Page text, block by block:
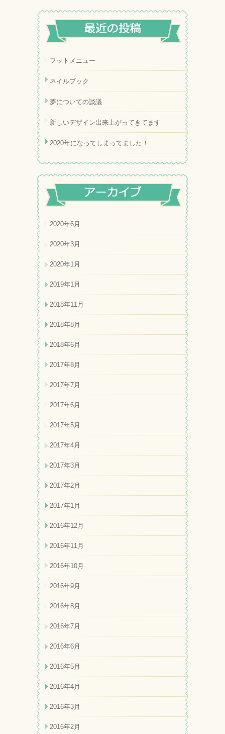
フットメニュー
ネイルブック
夢についての談議
新しいデザイン出来上がってきてます
2020年になってしまってました！
2020年6月
2020年3月
2020年1月
2019年1月
2018年11月
2018年8月
2018年6月
2017年8月
2017年7月
2017年6月
2017年5月
2017年4月
2017年3月
2017年2月
2017年1月
2016年12月
2016年11月
2016年10月
2016年9月
2016年8月
2016年7月
2016年6月
2016年5月
2016年4月
2016年3月
2016年2月